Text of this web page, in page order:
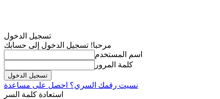
تسجيل الدخول
مرحبا! تسجيل الدخول إلى حسابك
اسم المستخدم
كلمة المرور
نسيت رقمك السري؟ احصل على مساعدة
استعادة كلمة السر